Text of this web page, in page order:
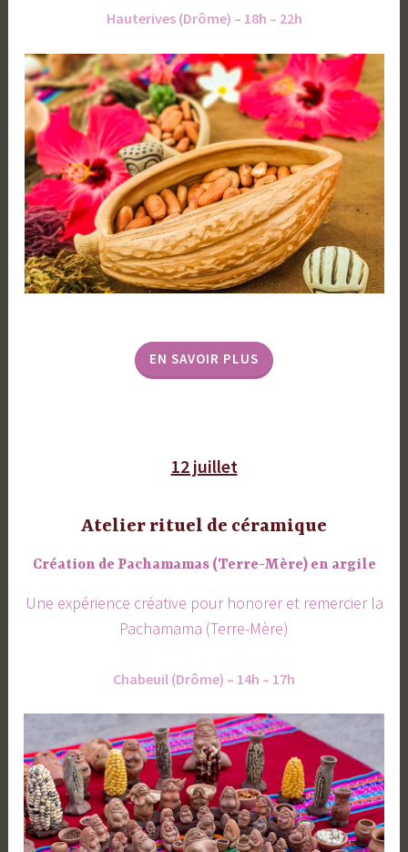
Hauterives (Drôme) – 18h – 22h
EN SAVOIR PLUS
12 juillet
Atelier rituel de céramique
Création de Pachamamas (Terre-Mère) en argile
Une expérience créative pour honorer et remercier la
Pachamama (Terre-Mère)
Chabeuil (Drôme) – 14h – 17h